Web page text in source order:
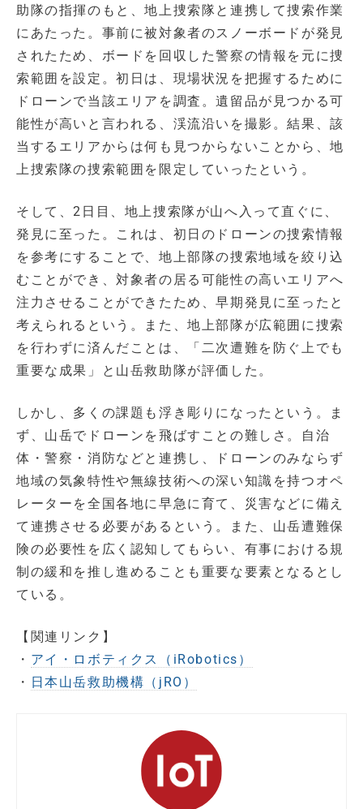
助隊の指揮のもと、地上捜索隊と連携して捜索作業
にあたった。事前に被対象者のスノーボードが発見
されたため、ボードを回収した警察の情報を元に捜
索範囲を設定。初日は、現場状況を把握するために
ドローンで当該エリアを調査。遺留品が見つかる可
能性が高いと言われる、渓流沿いを撮影。結果、該
当するエリアからは何も見つからないことから、地
上捜索隊の捜索範囲を限定していったという。
そして、2日目、地上捜索隊が山へ入って直ぐに、
発見に至った。これは、初日のドローンの捜索情報
を参考にすることで、地上部隊の捜索地域を絞り込
むことができ、対象者の居る可能性の高いエリアへ
注力させることができたため、早期発見に至ったと
考えられるという。また、地上部隊が広範囲に捜索
を行わずに済んだことは、「二次遭難を防ぐ上でも
重要な成果」と山岳救助隊が評価した。
しかし、多くの課題も浮き彫りになったという。ま
ず、山岳でドローンを飛ばすことの難しさ。自治
体・警察・消防などと連携し、ドローンのみならず
地域の気象特性や無線技術への深い知識を持つオペ
レーターを全国各地に早急に育て、災害などに備え
て連携させる必要があるという。また、山岳遭難保
険の必要性を広く認知してもらい、有事における規
制の緩和を推し進めることも重要な要素となるとし
ている。
【関連リンク】
・ アイ・ロボティクス（iRobotics）
・ 日本山岳救助機構（jRO）